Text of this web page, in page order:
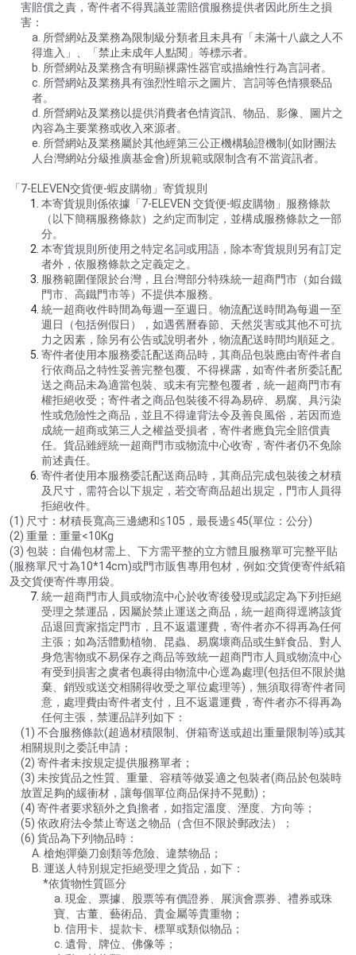
害賠償之責，寄件者不得異議並需賠償服務提供者因此所生之損
害：
a. 所營網站及業務為限制級分類者且未具有「未滿十八歲之人不
得進入」、「禁止未成年人點閱」等標示者。
b. 所營網站及業務含有明顯裸露性器官或描繪性行為言詞者。
c. 所營網站及業務具有強烈性暗示之圖片、言詞等色情猥褻品
者。
d. 所營網站及業務以提供消費者色情資訊、物品、影像、圖片之
內容為主要業務或收入來源者。
e. 所營網站及業務屬於其他經第三公正機構驗證機制(如財團法
人台灣網站分級推廣基金會)所規範或限制含有不當資訊者。
「7-ELEVEN交貨便-蝦皮購物」寄貨規則
本寄貨規則係依據「7-ELEVEN 交貨便-蝦皮購物」服務條款
（以下簡稱服務條款）之約定而制定，並構成服務條款之一部
分。
本寄貨規則所使用之特定名詞或用語，除本寄貨規則另有訂定
者外，依服務條款之定義定之。
服務範圍僅限於台灣，且台灣部分特殊統一超商門市（如台鐵
門市、高鐵門市等）不提供本服務。
統一超商收件時間為每週一至週日。物流配送時間為每週一至
週日（包括例假日），如遇舊曆春節、天然災害或其他不可抗
力之因素，除另有公告或說明者外，物流配送時間均順延之。
寄件者使用本服務委託配送商品時，其商品包裝應由寄件者自
行依商品之特性妥善完整包覆、不得裸露，如寄件者所委託配
送之商品未為適當包裝、或未有完整包覆者，統一超商門市有
權拒絕收受；寄件者之商品包裝後不得為易碎、易腐、具污染
性或危險性之商品，並且不得違背法令及善良風俗，若因而造
成統一超商或第三人之權益受損者，寄件者應負完全賠償責
任。貨品雖經統一超商門市或物流中心收寄，寄件者仍不免除
前述責任。
寄件者使用本服務委託配送商品時，其商品完成包裝後之材積
及尺寸，需符合以下規定，若交寄商品超出規定，門市人員得
拒絕收件。
(1) 尺寸：材積長寬高三邊總和≦105，最長邊≦45(單位：公分)
(2) 重量：重量<10Kg
(3) 包裝：自備包材需上、下方需平整的立方體且服務單可完整平貼
(服務單尺寸為10*14cm)或門市販售專用包材，例如:交貨便寄件紙箱
及交貨便寄件專用袋。
統一超商門市人員或物流中心於收寄後發現或認定為下列拒絕
受理之禁運品，因屬於禁止運送之商品，統一超商得逕將該貨
品退回賣家指定門市，且不返還運費，寄件者亦不得再為任何
主張；如為活體動植物、昆蟲、易腐壞商品或生鮮食品、對人
身危害物或不易保存之商品等致統一超商門市人員或物流中心
有受到損害之虞者包裹得由物流中心逕為處理(包括但不限於拋
棄、銷毀或送交相關得收受之單位處理等)，無須取得寄件者同
意，處理費由寄件者支付，且不返還運費，寄件者亦不得再為
任何主張，禁運品詳列如下：
(1) 不合服務條款(超過材積限制、併箱寄送或超出重量限制等)或其
相關規則之委託申請；
(2) 寄件者未按規定提供服務單者；
(3) 未按貨品之性質、重量、容積等做妥適之包裝者(商品於包裝時
放置足夠的緩衝材，讓每個單位商品保持不晃動)；
(4) 寄件者要求額外之負擔者，如指定溫度、溼度、方向等；
(5) 依政府法令禁止寄送之物品（含但不限於郵政法）；
(6) 貨品為下列物品時：
A. 槍炮彈藥刀劍類等危險、違禁物品；
B. 運送人特別規定拒絕受理之貨品，如下：
*依貨物性質區分
a. 現金、票據、股票等有價證券、展演會票券、禮券或珠
寶、古董、藝術品、貴金屬等貴重物；
b. 信用卡、提款卡、標單或類似物品；
c. 遺骨、牌位、佛像等；